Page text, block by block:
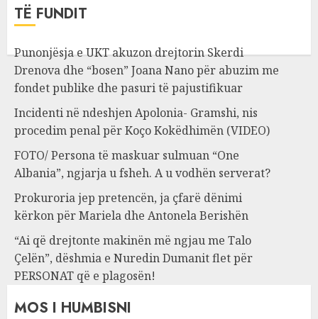
TË FUNDIT
Punonjësja e UKT akuzon drejtorin Skerdi
Drenova dhe “bosen” Joana Nano për abuzim me
fondet publike dhe pasuri të pajustifikuar
Incidenti në ndeshjen Apolonia- Gramshi, nis
procedim penal për Koço Kokëdhimën (VIDEO)
FOTO/ Persona të maskuar sulmuan “One
Albania”, ngjarja u fsheh. A u vodhën serverat?
Prokuroria jep pretencën, ja çfarë dënimi
kërkon për Mariela dhe Antonela Berishën
“Ai që drejtonte makinën më ngjau me Talo
Çelën”, dëshmia e Nuredin Dumanit flet për
PERSONAT që e plagosën!
MOS I HUMBISNI